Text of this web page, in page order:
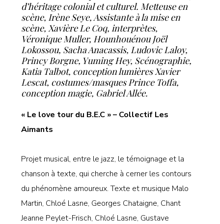
d’héritage colonial et culturel. Metteuse en
scène, Irène Seye, Assistante à la mise en
scène, Xavière Le Coq, interprètes,
Véronique Muller, Hounhouénou Joël
Lokossou, Sacha Anacassis, Ludovic Laloy,
Princy Borgne, Yuming Hey, Scénographie,
Katia Talbot, conception lumières Xavier
Lescat, costumes/masques Prince Toffa,
conception magie, Gabriel Allée.
« Le love tour du B.E.C » – Collectif Les
Aimants
Projet musical, entre le jazz, le témoignage et la
chanson à texte, qui cherche à cerner les contours
du phénomène amoureux. Texte et musique Malo
Martin, Chloé Lasne, Georges Chataigne, Chant
Jeanne Peylet-Frisch, Chloé Lasne, Gustave